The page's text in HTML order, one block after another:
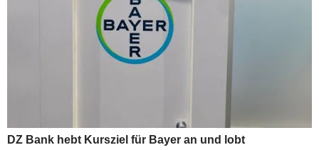
DZ Bank hebt Kursziel für Bayer an und lobt